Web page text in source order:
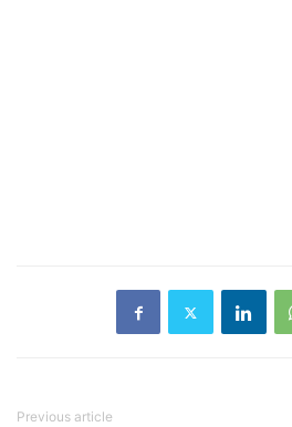
Previous article